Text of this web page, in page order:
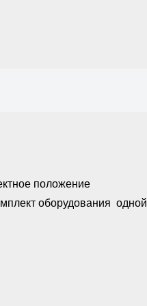
положение
оборудования одной